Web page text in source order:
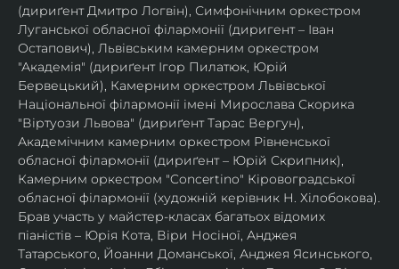
(дириґент Дмитро Логвін), Симфонічним оркестром
Луганської обласної філармонії (диригент – Іван
Остапович), Львівським камерним оркестром
"Академія" (дириґент Ігор Пилатюк, Юрій
Бервецький), Камерним оркестром Львівської
Національної філармонії імені Мирослава Скорика
"Віртуози Львова" (дириґент Тарас Вергун),
Академічним камерним оркестром Рівненської
обласної філармонії (дириґент – Юрій Скрипник),
Камерним оркестром "Concertino" Кіровоградської
обласної філармонії (художній керівник Н. Хілобокова).
Брав участь у майстер-класах багатьох відомих
піаністів – Юрія Кота, Віри Носіної, Анджея
Татарського, Йоанни Доманської, Анджея Ясинського,